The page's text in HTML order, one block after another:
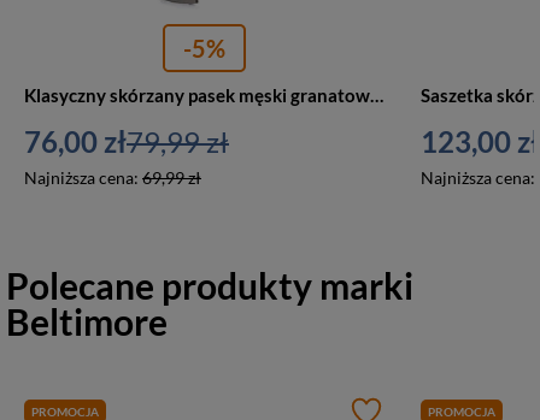
-5%
Klasyczny skórzany pasek męski granatowy - Beltimore E15
76,00 zł
Najniższa cena: 69,99 zł
79,99 zł 123,00 zł
Najniższa cena:
Polecane produkty marki
Beltimore
PROMOCJA PROMOCJA